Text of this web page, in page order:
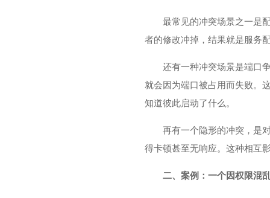
最常见的冲突场景之一是
者的修改冲掉，结果就是服务
还有一种冲突场景是端口
就会因为端口被占用而失败。
知道彼此启动了什么。
再有一个隐形的冲突，是
得卡顿甚至无响应。这种相互
二、案例：一个因权限混